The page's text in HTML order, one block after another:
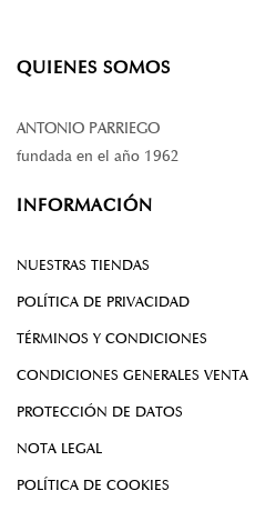
QUIENES SOMOS
ANTONIO PARRIEGO
fundada en el año 1962
INFORMACIÓN
NUESTRAS TIENDAS
POLÍTICA DE PRIVACIDAD
TÉRMINOS Y CONDICIONES
CONDICIONES GENERALES VENTA
PROTECCIÓN DE DATOS
NOTA LEGAL
POLÍTICA DE COOKIES